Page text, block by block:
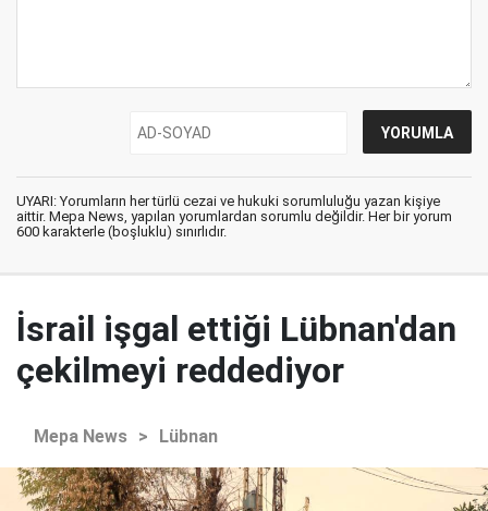
UYARI: Yorumların her türlü cezai ve hukuki sorumluluğu yazan kişiye
aittir. Mepa News, yapılan yorumlardan sorumlu değildir. Her bir yorum
600 karakterle (boşluklu) sınırlıdır.
İsrail işgal ettiği Lübnan'dan
çekilmeyi reddediyor
Mepa News > Lübnan